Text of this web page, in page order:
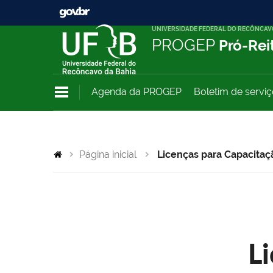
UNIVERSIDADE FEDERAL DO
PROGEP Pró-
Agenda da PROGEP Boletim de
Página inicial Licenças para